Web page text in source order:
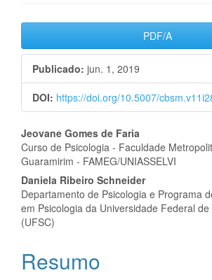
Barra
lateral
de
artigos
PDF/A
Publicado: jun. 1, 2019
DOI: https://doi.org/10.5007/
Conteúdo
do
artigo
principal
Jeovane Gomes de Faria
Curso de Psicologia - Faculdade
Guaramirim - FAMEG/UNIASSELVI
Daniela Ribeiro Schneider
Departamento de Psicologia e Programa
em Psicologia da Universidade Federal
(UFSC)
Resumo